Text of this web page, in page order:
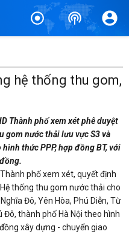
hệ thống thu gom,
Thành phố xem xét phê duyệt
gom nước thải lưu vực S3 và
thức PPP, hợp đồng BT, với
phố xem xét, quyết định
thống thu gom nước thải cho
Đô, Yên Hòa, Phú Diễn, Từ
Đô, thành phố Hà Nội theo hình
xây dựng - chuyển giao